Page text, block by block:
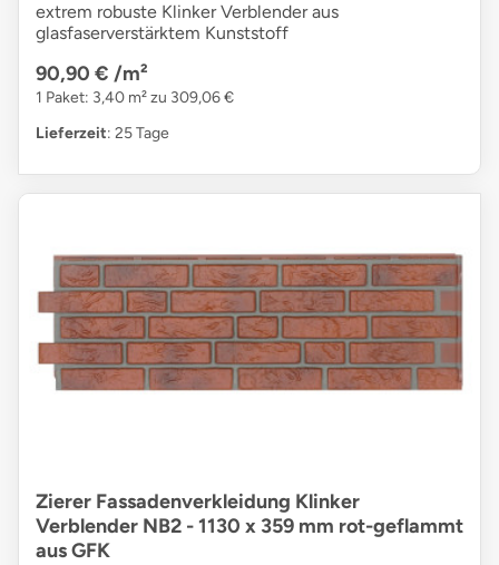
extrem robuste Klinker Verblender aus
glasfaserverstärktem Kunststoff
90,90 € /m²
1 Paket: 3,40 m² zu 309,06 €
Lieferzeit: 25 Tage
Zierer Fassadenverkleidung Klinker
Verblender NB2 - 1130 x 359 mm rot-geflammt
aus GFK